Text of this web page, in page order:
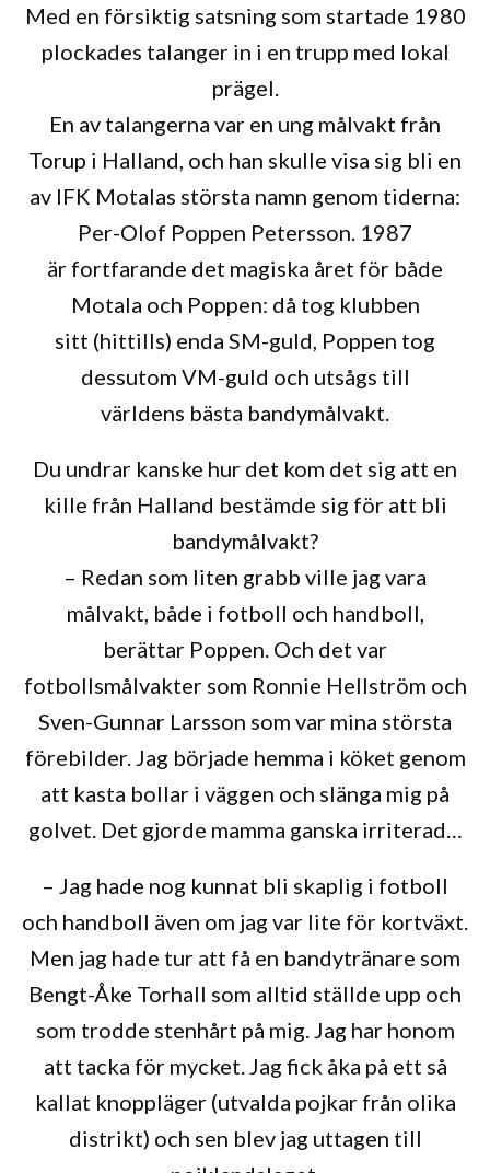
Med en försiktig satsning som startade 1980
plockades talanger in i en trupp med lokal
prägel.
En av talangerna var en ung målvakt från
Torup i Halland, och han skulle visa sig bli en
av IFK Motalas största namn genom tiderna:
Per-Olof Poppen Petersson. 1987
är fortfarande det magiska året för både
Motala och Poppen: då tog klubben
sitt (hittills) enda SM-guld, Poppen tog
dessutom VM-guld och utsågs till
världens bästa bandymålvakt.
Du undrar kanske hur det kom det sig att en
kille från Halland bestämde sig för att bli
bandymålvakt?
– Redan som liten grabb ville jag vara
målvakt, både i fotboll och handboll,
berättar Poppen. Och det var
fotbollsmålvakter som Ronnie Hellström och
Sven-Gunnar Larsson som var mina största
förebilder. Jag började hemma i köket genom
att kasta bollar i väggen och slänga mig på
golvet. Det gjorde mamma ganska irriterad…
– Jag hade nog kunnat bli skaplig i fotboll
och handboll även om jag var lite för kortväxt.
Men jag hade tur att få en bandytränare som
Bengt-Åke Torhall som alltid ställde upp och
som trodde stenhårt på mig. Jag har honom
att tacka för mycket. Jag fick åka på ett så
kallat knoppläger (utvalda pojkar från olika
distrikt) och sen blev jag uttagen till